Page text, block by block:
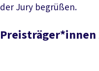
der Jury begrüßen.
Preisträger*innen